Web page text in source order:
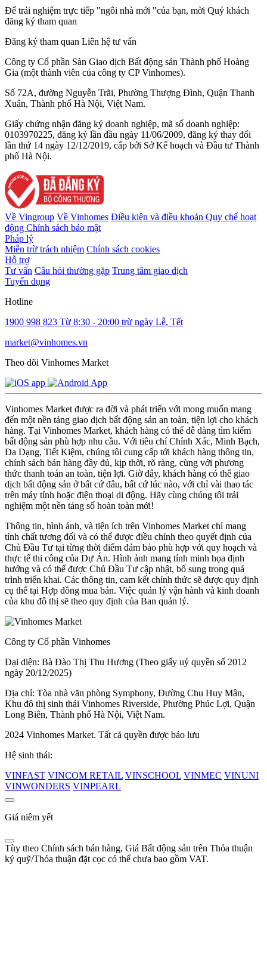
Để trải nghiệm trực tiếp "ngôi nhà mới "của bạn, mời Quý khách
đăng ký tham quan
Đăng ký tham quan Liên hệ tư vấn
Công ty Cổ phần Sàn Giao dịch Bất động sản Thành phố Hoàng
Gia (một thành viên của công ty CP Vinhomes).
Số 72A, đường Nguyễn Trãi, Phường Thượng Đình, Quận Thanh
Xuân, Thành phố Hà Nội, Việt Nam.
Giấy chứng nhận đăng ký doanh nghiệp, mã số doanh nghiệp:
0103970225, đăng ký lần đầu ngày 11/06/2009, đăng ký thay đổi
lần thứ 14 ngày 12/12/2019, cấp bởi Sở Kế hoạch và Đầu tư Thành
phố Hà Nội.
Về Vingroup Về Vinhomes Điều kiện và điều khoản Quy chế hoạt
động Chính sách bảo mật
Pháp lý
Miễn trừ trách nhiệm Chính sách cookies
Hỗ trợ
Tư vấn Câu hỏi thường gặp Trung tâm giao dịch
Tuyển dụng
Hotline
1900 998 823 Từ 8:30 - 20:00 trừ ngày Lễ, Tết
market@vinhomes.vn
Theo dõi Vinhomes Market
Vinhomes Market được ra đời và phát triển với mong muốn mang
đến một nền tảng giao dịch bất động sản an toàn, tiện lợi cho khách
hàng. Tại Vinhomes Market, khách hàng có thể dễ dàng tìm kiếm
bất động sản phù hợp nhu cầu. Với tiêu chí Chính Xác, Minh Bạch,
Đa Dạng, Tiết Kiệm, chúng tôi cung cấp tới khách hàng thông tin,
chính sách bán hàng đầy đủ, kịp thời, rõ ràng, cùng với phương
thức thanh toán an toàn, tiện lợi. Giờ đây, khách hàng có thể giao
dịch bất động sản ở bất cứ đâu, bất cứ lúc nào, với chỉ vài thao tác
trên máy tính hoặc điện thoại di động. Hãy cùng chúng tôi trải
nghiệm một nền tảng số hoàn toàn mới!
Thông tin, hình ảnh, và tiện ích trên Vinhomes Market chỉ mang
tính chất tương đối và có thể được điều chỉnh theo quyết định của
Chủ Đầu Tư tại từng thời điểm đảm bảo phù hợp với quy hoạch và
thực tế thi công của Dự Án. Hình ảnh mang tính minh họa định
hướng và có thể được Chủ Đầu Tư cập nhật, bổ sung trong quá
trình triển khai. Các thông tin, cam kết chính thức sẽ được quy định
cụ thể tại Hợp đồng mua bán. Việc quản lý vận hành và kinh doanh
của khu đô thị sẽ theo quy định của Ban quản lý.
Công ty Cổ phần Vinhomes
Đại diện: Bà Đào Thị Thu Hương (Theo giấy uỷ quyền số 2012
ngày 20/12/2025)
Địa chỉ: Tòa nhà văn phòng Symphony, Đường Chu Huy Mân,
Khu đô thị sinh thái Vinhomes Riverside, Phường Phúc Lợi, Quận
Long Biên, Thành phố Hà Nội, Việt Nam.
2024 Vinhomes Market. Tất cả quyền được bảo lưu
Hệ sinh thái:
VINFAST VINCOM RETAIL VINSCHOOL VINMEC VINUNI
VINWONDERS VINPEARL
Giá niêm yết
Tùy theo Chính sách bán hàng, Giá Bất động sản trên Thỏa thuận
ký quỹ/Thỏa thuận đặt cọc có thể chưa bao gồm VAT.